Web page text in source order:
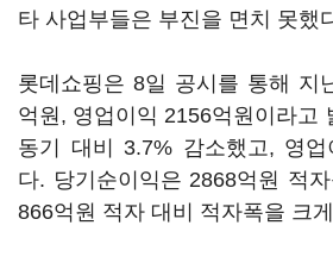
타 사업부들은 부진을 면치 못했
롯데쇼핑은 8일 공시를 통해 지
억원, 영업이익 2156억원이라고
동기 대비 3.7% 감소했고, 영
다. 당기순이익은 2868억원 적
866억원 적자 대비 적자폭을 크